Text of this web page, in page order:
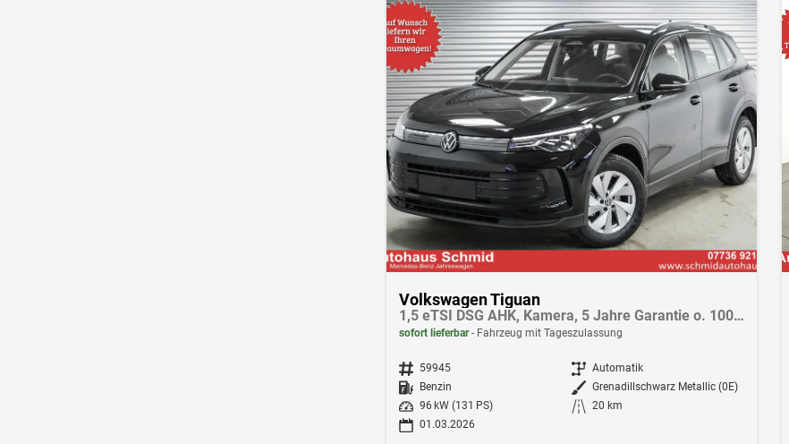
Volkswagen Tiguan
1,5 eTSI DSG AHK, Kamera, 5 Jahre Garantie o. 100.000 km
sofort lieferbar Fahrzeug mit Tageszulassung
Fahrzeugnr. 59945 Getriebe Automatik
Kraftstoff
Benzin Außenfarbe Grenadillschwarz Metallic (0E)
Leistung
96 kW (131 PS) Kilometerstand 20 km
01.03.2026